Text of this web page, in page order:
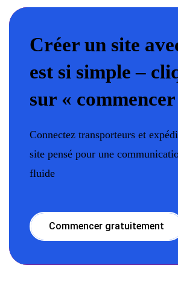
Créer un site
est si simple –
sur «
Connectez transporteurs et
site pensé pour une
fluide
Commencer gratuitement